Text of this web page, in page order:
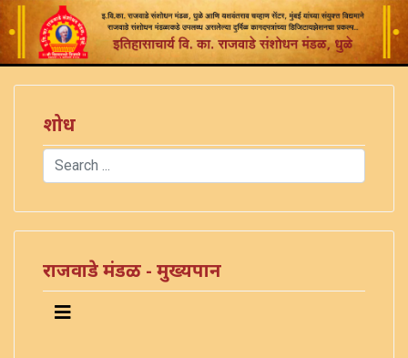
शोध
Search
राजवाडे मंडळ - मुख्यपान